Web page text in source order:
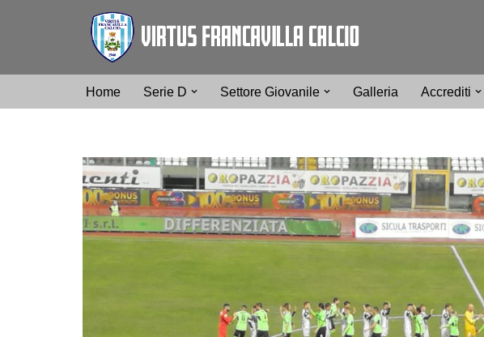
Home Serie D Settore Giovanile Galleria Accrediti